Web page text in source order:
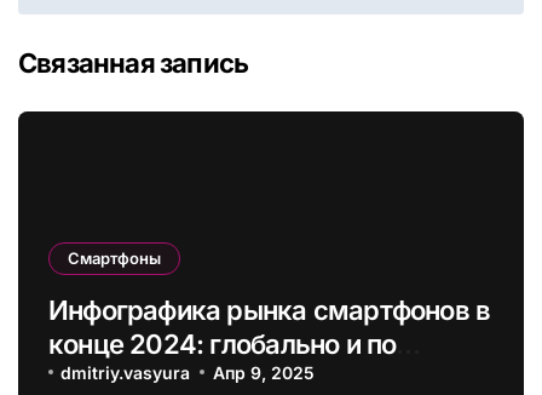
Связанная запись
Смартфоны
Инфографика рынка смартфонов в
конце 2024: глобально и по
регионам
dmitriy.vasyura Апр 9, 2025